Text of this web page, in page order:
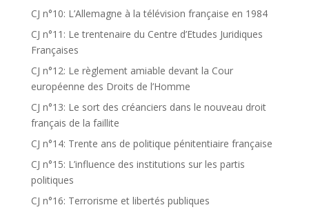
CJ n°10: L’Allemagne à la télévision française en 1984
CJ n°11: Le trentenaire du Centre d’Etudes Juridiques
Françaises
CJ n°12: Le règlement amiable devant la Cour
européenne des Droits de l’Homme
CJ n°13: Le sort des créanciers dans le nouveau droit
français de la faillite
CJ n°14: Trente ans de politique pénitentiaire française
CJ n°15: L’influence des institutions sur les partis
politiques
CJ n°16: Terrorisme et libertés publiques